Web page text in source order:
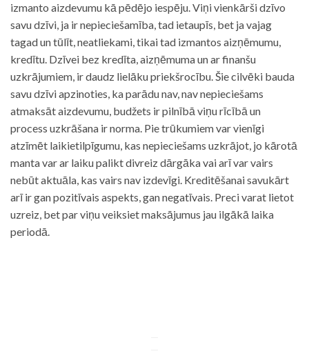
izmanto aizdevumu kā pēdējo iespēju. Viņi vienkārši dzīvo
savu dzīvi, ja ir nepieciešamība, tad ietaupīs, bet ja vajag
tagad un tūlīt, neatliekami, tikai tad izmantos aizņēmumu,
kredītu. Dzīvei bez kredīta, aizņēmuma un ar finanšu
uzkrājumiem, ir daudz lielāku priekšrocību. Šie cilvēki bauda
savu dzīvi apzinoties, ka parādu nav, nav nepieciešams
atmaksāt aizdevumu, budžets ir pilnībā viņu rīcībā un
process uzkrāšana ir norma. Pie trūkumiem var vienīgi
atzīmēt laikietilpīgumu, kas nepieciešams uzkrājot, jo kārotā
manta var ar laiku palikt divreiz dārgāka vai arī var vairs
nebūt aktuāla, kas vairs nav izdevīgi. Kreditēšanai savukārt
arī ir gan pozitīvais aspekts, gan negatīvais. Preci varat lietot
uzreiz, bet par viņu veiksiet maksājumus jau ilgākā laika
periodā.